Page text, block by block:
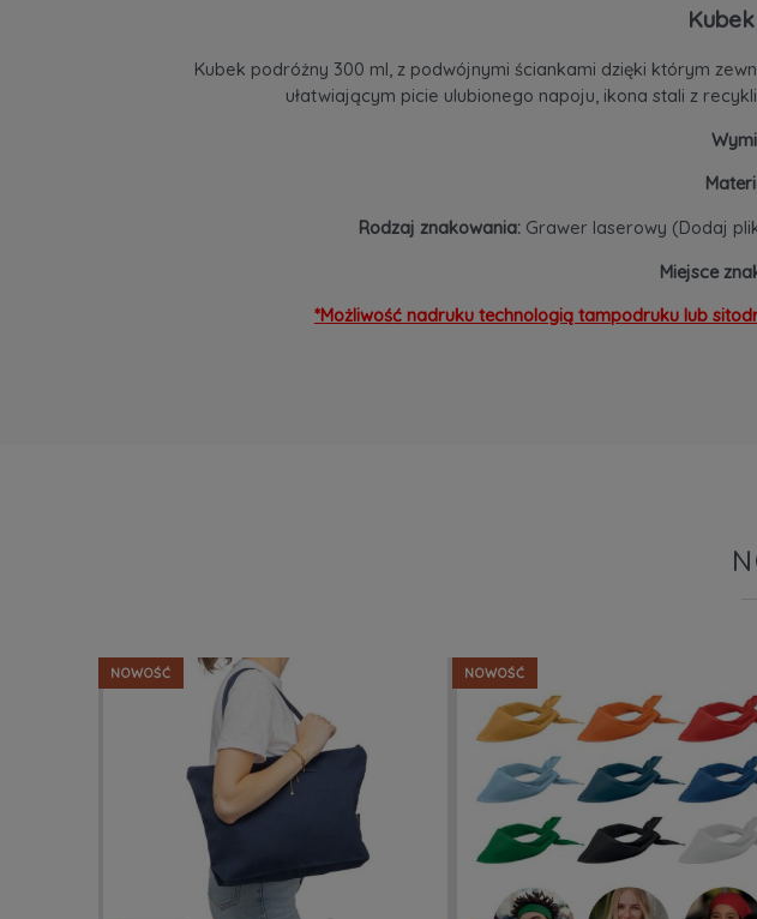
Kubek podróżny 300 ml, z podwójnymi ściankami dzięki którym
ułatwiającym picie ulubionego napoju, ikona stali z
Rodzaj znakowania:Grawer laserowy (Dodaj
Miejsce
*Możliwość nadruku technologią tampodruku lub
NOWOŚĆ NOWOŚĆ